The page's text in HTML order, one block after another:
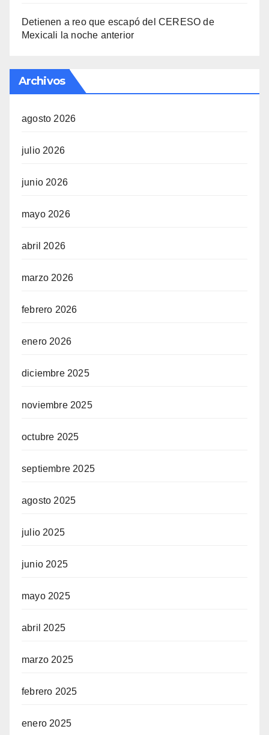
Detienen a reo que escapó del CERESO de
Mexicali la noche anterior
Archivos
agosto 2026
julio 2026
junio 2026
mayo 2026
abril 2026
marzo 2026
febrero 2026
enero 2026
diciembre 2025
noviembre 2025
octubre 2025
septiembre 2025
agosto 2025
julio 2025
junio 2025
mayo 2025
abril 2025
marzo 2025
febrero 2025
enero 2025